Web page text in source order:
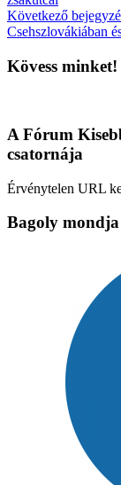
Következő
Csehszlovákiában
Kövess minket!
A Fórum
csatornája
Érvénytelen URL
Bagoly